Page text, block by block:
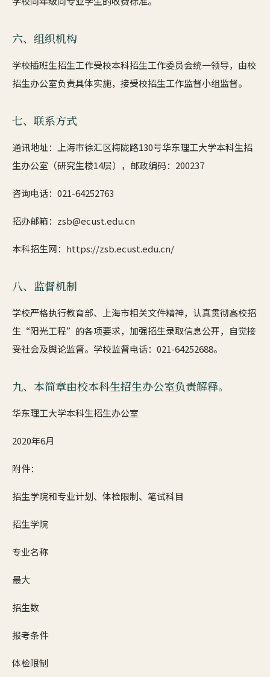
六、组织机构
学校插班生招生工作受校本科招生工作委员会统一领导，由校
招生办公室负责具体实施，接受校招生工作监督小组监督。
七、联系方式
通讯地址：上海市徐汇区梅陇路130号华东理工大学本科生招
生办公室（研究生楼14层），邮政编码：200237
咨询电话：021-64252763
招办邮箱：zsb@ecust.edu.cn
本科招生网：https://zsb.ecust.edu.cn/
八、监督机制
学校严格执行教育部、上海市相关文件精神，认真贯彻高校招
生“阳光工程”的各项要求，加强招生录取信息公开，自觉接
受社会及舆论监督。学校监督电话：021-64252688。
九、本简章由校本科生招生办公室负责解释。
华东理工大学本科生招生办公室
2020年6月
附件：
招生学院和专业计划、体检限制、笔试科目
招生学院
专业名称
最大
招生数
报考条件
体检限制